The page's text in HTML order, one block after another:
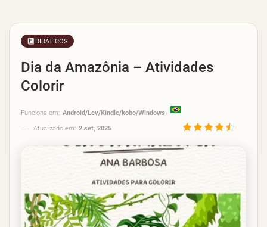
DIDÁTICOS
Dia da Amazônia – Atividades
Colorir
Funciona em: Android/Lev/Kindle/kobo/Windows
Atualizado em: 2 set, 2025